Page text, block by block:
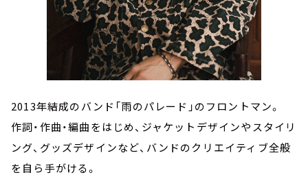
2013年結成のバンド「雨のパレード」のフロントマン。
作詞・作曲・編曲をはじめ、ジャケットデザインやスタイリ
ング、グッズデザインなど、バンドのクリエイティブ全般
を自ら手がける。